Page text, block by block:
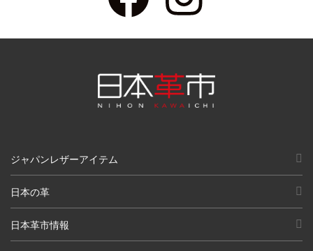
ジャパンレザーアイテム
日本の革
日本革市情報